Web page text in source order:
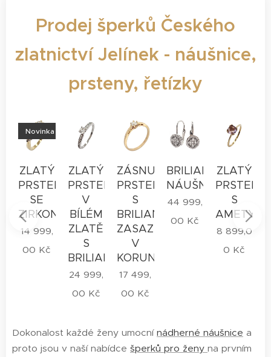
Prodej šperků Českého
zlatnictví Jelínek - náušnice,
prsteny, řetízky
ZLATÝ
PRSTEN
SE
ZIRKONY
Novinka
14 999,
00 Kč
ZLATÝ
PRSTEN
V
BÍLÉM
ZLATĚ
S
BRILIANTEM
24 999,
00 Kč
ZÁSNUBNÍ
PRSTEN
S
BRILIANTEM
ZASAZENÝM
V
KORUNCE
17 499,
00 Kč
BRILIANTOVÉ
NÁUŠNICE
44 999,
00 Kč
ZLATÝ
PRSTEN
S
8 899,0
0 Kč
Dokonalost každé ženy umocní nádherné náušnice a
proto jsou v naší nabídce šperků pro ženy na prvním